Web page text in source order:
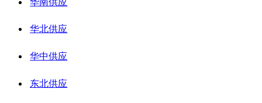
华北供应
华中供应
东北供应